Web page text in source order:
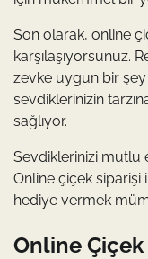
Son olarak, online
karşılaşıyorsunuz.
zevke uygun bir
sevdiklerinizin
sağlıyor.
Sevdiklerinizi mutlu
Online çiçek
hediye vermek
Online